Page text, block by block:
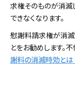
求権そのものが消滅
できなくなります。
慰謝料請求権が消滅
とをお勧めします。
謝料の消滅時効と